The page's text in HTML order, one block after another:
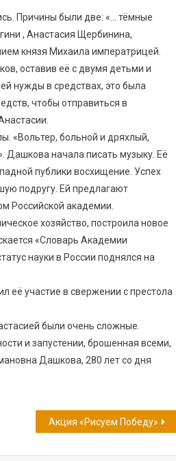
Причины были две: «… тёмные
, Анастасия Щербинина,
князя Михаила императрицей.
оставив её с двумя детьми и
нужды в средствах, это была
чтобы отправиться в
«Вольтер, больной и дряхлый,
Дашкова начала писать музыку. Её
публики восхищение. Успех
подругу. Ей предлагают
Российской академии.
хозяйство, построила новое
«Словарь Академии
науки в России поднялся на
её участие в свержении с престола
были очень сложные.
и запустении, брошенная всеми,
Дашкова, 280 лет со дня
Акция «Рисуем Победу»